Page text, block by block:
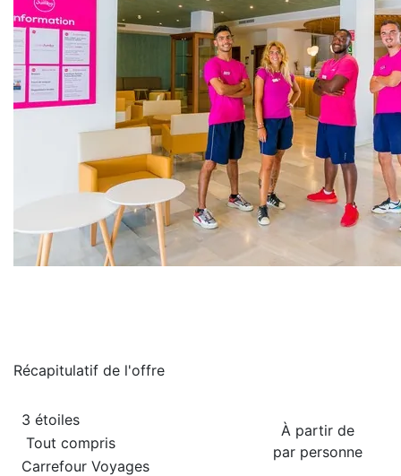
Récapitulatif de l'offre
À partir de
par personne
3 étoiles
Tout compris
Carrefour Voyages